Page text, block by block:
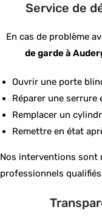
Service de
En cas de problème
de garde à
Ouvrir une porte
Réparer une serrure
Remplacer un
Remettre en état
Nos interventions sont
professionnels